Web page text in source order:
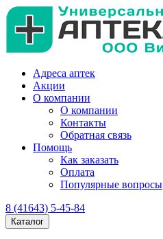
Адреса аптек
Акции
О компании
О компании
Контакты
Обратная связь
Помощь
Как заказать
Оплата
Популярные вопросы
8 (41643) 5-45-84
Каталог